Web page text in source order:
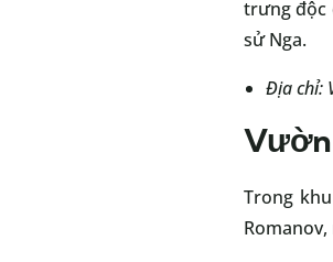
trưng độc
sử Nga.
Địa chỉ:
Trong